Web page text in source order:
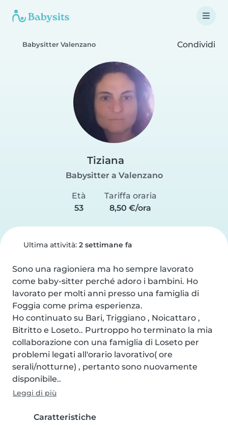
Babysitter Valenzano Condividi
Tiziana
Babysitter a Valenzano
Età
53
Tariffa oraria
8,50 €/ora
Ultima attività: 2 settimane fa
Sono una ragioniera ma ho sempre lavorato
come baby-sitter perché adoro i bambini. Ho
lavorato per molti anni presso una famiglia di
Foggia come prima esperienza.
Ho continuato su Bari, Triggiano , Noicattaro ,
Bitritto e Loseto.. Purtroppo ho terminato la mia
collaborazione con una famiglia di Loseto per
problemi legati all'orario lavorativo( ore
serali/notturne) , pertanto sono nuovamente
disponibile..
Leggi di più
Caratteristiche